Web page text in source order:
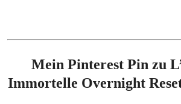
Mein Pinterest Pin zu
Immortelle Overnight